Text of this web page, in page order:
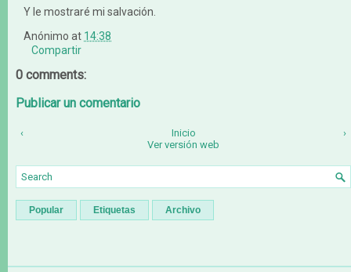
Y le mostraré mi salvación.
Anónimo at 14:38
Compartir
0 comments:
Publicar un comentario
‹ ›
Inicio
Ver versión web
Popular Etiquetas Archivo